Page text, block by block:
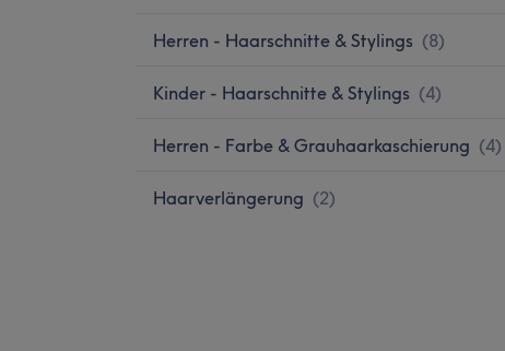
Herren - Haarschnitte & Stylings (8)
Kinder - Haarschnitte & Stylings (4)
Herren - Farbe & Grauhaarkaschierung (4)
Haarverlängerung (2)